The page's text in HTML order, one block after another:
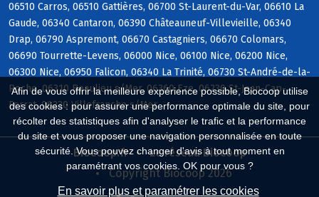
Afin de vous offrir la meilleure expérience possible, Biocoop utilise
des cookies : pour assurer une performance optimale du site, pour
récolter des statistiques afin d'analyser le trafic et la performance
du site et vous proposer une navigation personnalisée en toute
sécurité. Vous pouvez changer d'avis à tout moment en
paramétrant vos cookies. OK pour vous ?
En savoir plus et paramétrer les cookies
06510 Carros, 06510 Gattières, 06700 St-Laurent-du-Var, 06610 La
Gaude, 06340 Cantaron, 06390 Châteauneuf-Villevieille, 06340
Drap, 06790 Aspremont, 06670 Castagniers, 06670 Colomars,
06690 Tourrette-Levens, 06000 Nice, 06100 Nice, 06200 Nice,
06300 Nice, 06950 Falicon, 06340 La Trinité, 06730 St-André-de-la-
Roche, 06310 Beaulieu s/Mer, 06360 Eze, 06230 St-Jean-Cap-
Ferrat, 06230 Villefranche s/Mer
Biocoop.fr
Le réseau Biocoop
Copyright Biocoop 2026